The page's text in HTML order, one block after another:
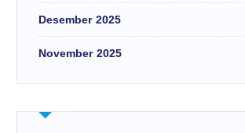
Desember 2025
November 2025